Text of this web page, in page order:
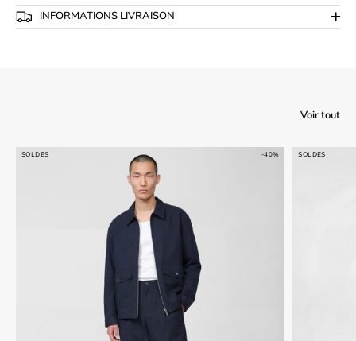
INFORMATIONS LIVRAISON
Voir tout
SOLDES -40% SOLDES